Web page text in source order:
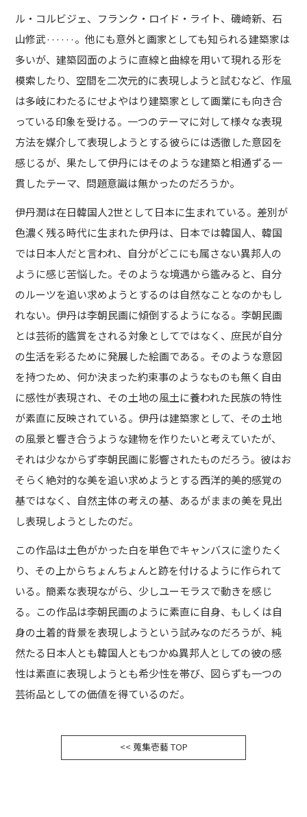
ル・コルビジェ、フランク・ロイド・ライト、磯崎新、石
山修武······。他にも意外と画家としても知られる建築家は
多いが、建築図面のように直線と曲線を用いて現れる形を
模索したり、空間を二次元的に表現しようと試むなど、作風
は多岐にわたるにせよやはり建築家として画業にも向き合
っている印象を受ける。一つのテーマに対して様々な表現
方法を媒介して表現しようとする彼らには透徹した意図を
感じるが、果たして伊丹にはそのような建築と相通ずる一
貫したテーマ、問題意識は無かったのだろうか。
伊丹潤は在日韓国人2世として日本に生まれている。差別が
色濃く残る時代に生まれた伊丹は、日本では韓国人、韓国
では日本人だと言われ、自分がどこにも属さない異邦人の
ように感じ苦悩した。そのような境遇から鑑みると、自分
のルーツを追い求めようとするのは自然なことなのかもし
れない。伊丹は李朝民画に傾倒するようになる。李朝民画
とは芸術的鑑賞をされる対象としてではなく、庶民が自分
の生活を彩るために発展した絵画である。そのような意図
を持つため、何か決まった約束事のようなものも無く自由
に感性が表現され、その土地の風土に養われた民族の特性
が素直に反映されている。伊丹は建築家として、その土地
の風景と響き合うような建物を作りたいと考えていたが、
それは少なからず李朝民画に影響されたものだろう。彼はお
そらく絶対的な美を追い求めようとする西洋的美的感覚の
基ではなく、自然主体の考えの基、あるがままの美を見出
し表現しようとしたのだ。
この作品は土色がかった白を単色でキャンバスに塗りたく
り、その上からちょんちょんと跡を付けるように作られて
いる。簡素な表現ながら、少しユーモラスで動きを感じ
る。この作品は李朝民画のように素直に自身、もしくは自
身の土着的背景を表現しようという試みなのだろうが、純
然たる日本人とも韓国人ともつかぬ異邦人としての彼の感
性は素直に表現しようとも希少性を帯び、図らずも一つの
芸術品としての価値を得ているのだ。
蒐集壱藝 TOP